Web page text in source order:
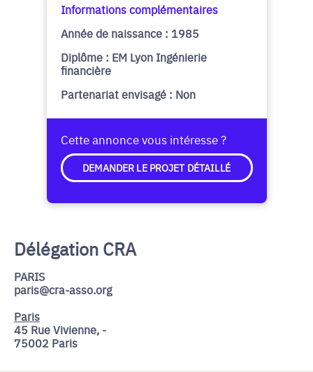
Informations complémentaires
Année de naissance : 1985
Diplôme : EM Lyon Ingénierie
financière
Partenariat envisagé : Non
Cette annonce vous intéresse ?
DEMANDER LE PROJET DÉTAILLÉ
Délégation CRA
PARIS
paris@cra-asso.org
Paris
45 Rue Vivienne, -
75002 Paris